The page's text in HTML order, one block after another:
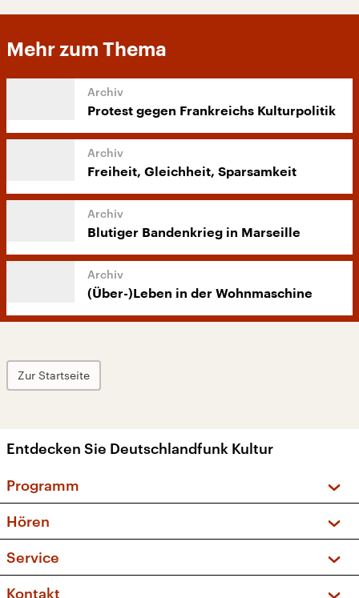
Mehr zum Thema
Protest gegen Frankreichs Kulturpolitik
Freiheit, Gleichheit, Sparsamkeit
Blutiger Bandenkrieg in Marseille
(Über-)Leben in der Wohnmaschine
Zur Startseite
Entdecken Sie Deutschlandfunk Kultur
Programm
Sendungen und Podcasts
Musikliste
Kakadu – Das Kinderprogramm
Hören
Frequenzen (UKW + DAB+)
Service
FAQ
Kontakt